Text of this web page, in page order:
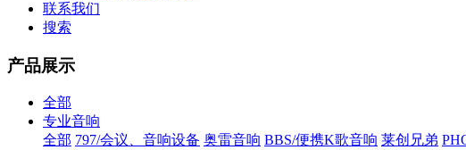
联系我们
搜索
产品展示
全部
专业音响
全部 797/会议、音响设备 奥雷音响 BBS/便携K歌音响 莱创兄弟